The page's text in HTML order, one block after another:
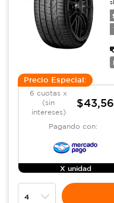
Precio Especial:
6 cuotas x
(sin
intereses)
Pagando con:
X unidad